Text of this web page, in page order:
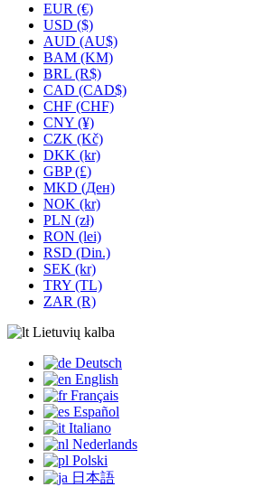
EUR (€)
USD ($)
AUD (AU$)
BAM (KM)
BRL (R$)
CAD (CAD$)
CHF (CHF)
CNY (¥)
CZK (Kč)
DKK (kr)
GBP (£)
MKD (Ден)
NOK (kr)
PLN (zł)
RON (lei)
RSD (Din.)
SEK (kr)
TRY (TL)
ZAR (R)
Lietuvių kalba
Deutsch
English
Français
Español
Italiano
Nederlands
Polski
日本語